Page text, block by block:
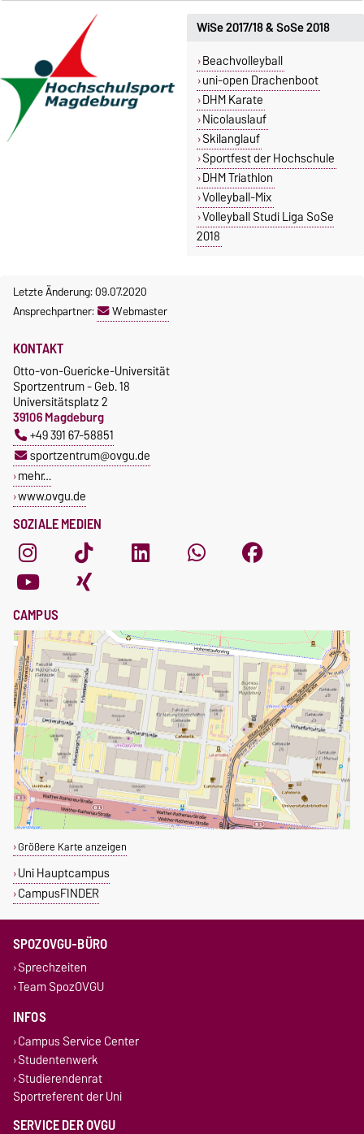
WiSe 2017/18 & SoSe 2018
Beachvolleyball
uni-open Drachenboot
DHM Karate
Nicolauslauf
Skilanglauf
Sportfest der Hochschule
DHM Triathlon
Volleyball-Mix
Volleyball Studi Liga SoSe
2018
Letzte Änderung: 09.07.2020
Ansprechpartner:
Webmaster
SOZIALE MEDIEN
KONTAKT
Otto-von-Guericke-Universität
Sportzentrum - Geb. 18
Universitätsplatz 2
39106 Magdeburg
+49 391 67-58851
sportzentrum@ovgu.de
mehr…
www.ovgu.de
CAMPUS
Größere Karte anzeigen
Uni Hauptcampus
CampusFINDER
SPOZOVGU-BÜRO
Sprechzeiten
Team SpozOVGU
INFOS
Campus Service Center
Studentenwerk
Studierendenrat
Sportreferent der Uni
SERVICE DER OVGU